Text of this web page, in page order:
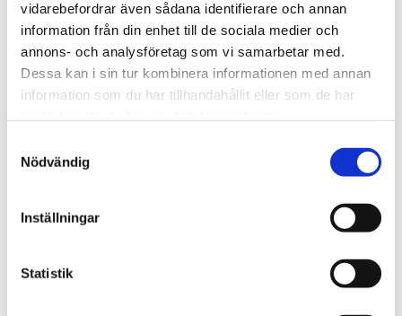
vidarebefordrar även sådana identifierare och annan
information från din enhet till de sociala medier och
annons- och analysföretag som vi samarbetar med.
Dessa kan i sin tur kombinera informationen med annan
information som du har tillhandahållit eller som de har
Nödvändig
Inställningar
Statistik
Lättmonterad
takräcken, för fordon utan
befintliga fästpunkter för
fabriksmonterade räcken.
1 795 kr
kr
Lättmonterad
Edge-takräcken, för
fordon utan befintliga
eller fabriksmonterade
räcken.
2 525kr
2 635